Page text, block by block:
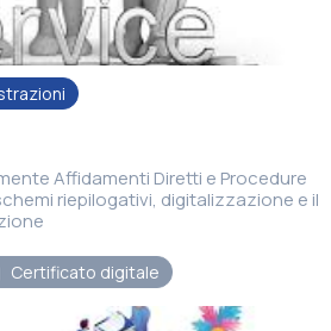
Affidamenti Diretti e Procedure
riepilogativi, digitalizzazione e il
Certificato digitale